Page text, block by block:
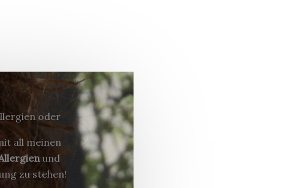
oder
all meinen
und
zu stehen!